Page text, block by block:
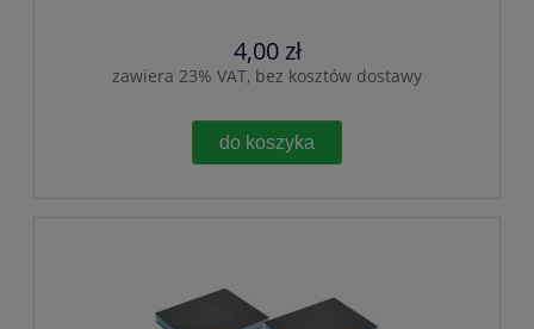
4,00 zł
zawiera 23% VAT, bez kosztów dostawy
do koszyka